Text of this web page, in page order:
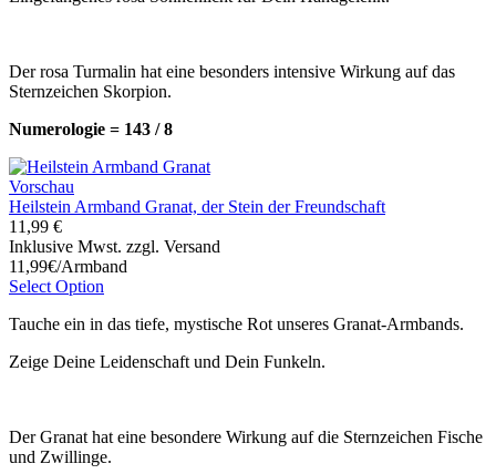
Der rosa Turmalin hat eine besonders intensive Wirkung auf das
Sternzeichen Skorpion.
Numerologie = 143 / 8
Vorschau
Heilstein Armband Granat, der Stein der Freundschaft
11,99 €
Inklusive Mwst. zzgl. Versand
11,99€/Armband
Select Option
Tauche ein in das tiefe, mystische Rot unseres Granat-Armbands.
Zeige Deine Leidenschaft und Dein Funkeln.
Der Granat hat eine besondere Wirkung auf die Sternzeichen Fische
und Zwillinge.